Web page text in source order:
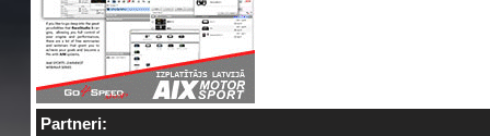
Partneri: